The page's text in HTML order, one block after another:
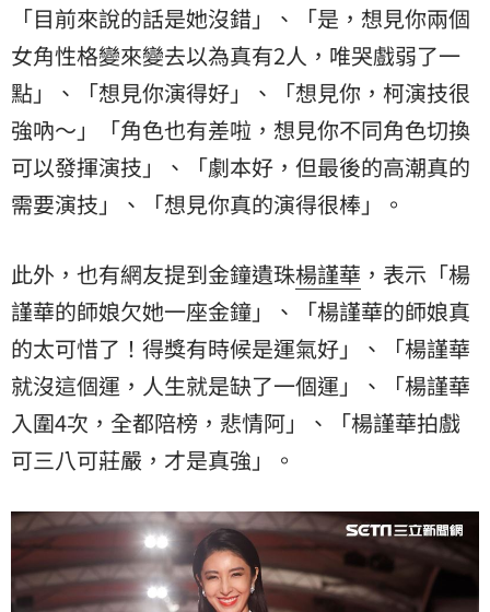
「目前來說的話是她沒錯」、「是，想見你兩個
女角性格變來變去以為真有2人，唯哭戲弱了一
點」、「想見你演得好」、「想見你，柯演技很
強吶～」「角色也有差啦，想見你不同角色切換
可以發揮演技」、「劇本好，但最後的高潮真的
需要演技」、「想見你真的演得很棒」。
此外，也有網友提到金鐘遺珠楊謹華 ，表示「楊
謹華的師娘欠她一座金鐘」、「楊謹華的師娘真
的太可惜了！得獎有時候是運氣好」、「楊謹華
就沒這個運，人生就是缺了一個運」、「楊謹華
入圍4次，全都陪榜，悲情阿」、「楊謹華拍戲
可三八可莊嚴，才是真強」。